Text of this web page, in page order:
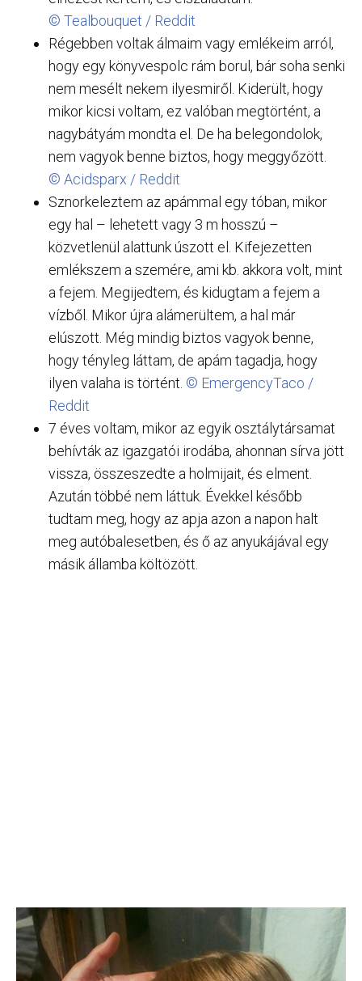
© Tealbouquet / Reddit
Régebben voltak álmaim vagy emlékeim arról,
hogy egy könyvespolc rám borul, bár soha senki
nem mesélt nekem ilyesmiről. Kiderült, hogy
mikor kicsi voltam, ez valóban megtörtént, a
nagybátyám mondta el. De ha belegondolok,
nem vagyok benne biztos, hogy meggyőzött.
© Acidsparx / Reddit
Sznorkeleztem az apámmal egy tóban, mikor
egy hal – lehetett vagy 3 m hosszú –
közvetlenül alattunk úszott el. Kifejezetten
emlékszem a szemére, ami kb. akkora volt, mint
a fejem. Megijedtem, és kidugtam a fejem a
vízből. Mikor újra alámerültem, a hal már
elúszott. Még mindig biztos vagyok benne,
hogy tényleg láttam, de apám tagadja, hogy
ilyen valaha is történt. © EmergencyTaco /
Reddit
7 éves voltam, mikor az egyik osztálytársamat
behívták az igazgatói irodába, ahonnan sírva jött
vissza, összeszedte a holmijait, és elment.
Azután többé nem láttuk. Évekkel később
tudtam meg, hogy az apja azon a napon halt
meg autóbalesetben, és ő az anyukájával egy
másik államba költözött.